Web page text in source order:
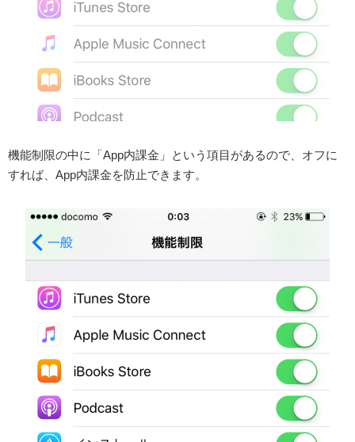
機能制限の中に「App内課金」という項目があるので、オフに
すれば、App内課金を防止できます。